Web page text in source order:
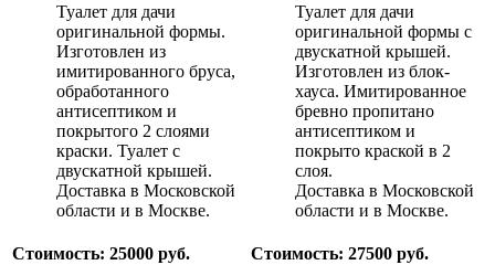
Туалет для дачи
оригинальной формы.
Изготовлен из
имитированного бруса,
обработанного
антисептиком и
покрытого 2 слоями
краски. Туалет с
двускатной крышей.
Доставка в Московской
области и в Москве.
Стоимость: 25000 руб.
Туалет для дачи
оригинальной формы с
двускатной крышей.
Изготовлен из блок-
хауса. Имитированное
бревно пропитано
антисептиком и
покрыто краской в 2
слоя.
Доставка в Московской
области и в Москве.
Стоимость: 27500 руб.